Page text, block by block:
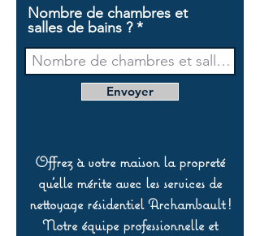
Nombre de chambres et
salles de bains ?
Envoyer
Offrez à votre maison la propreté
qu’elle mérite avec les services de
nettoyage résidentiel Archambault !
Notre équipe professionnelle et